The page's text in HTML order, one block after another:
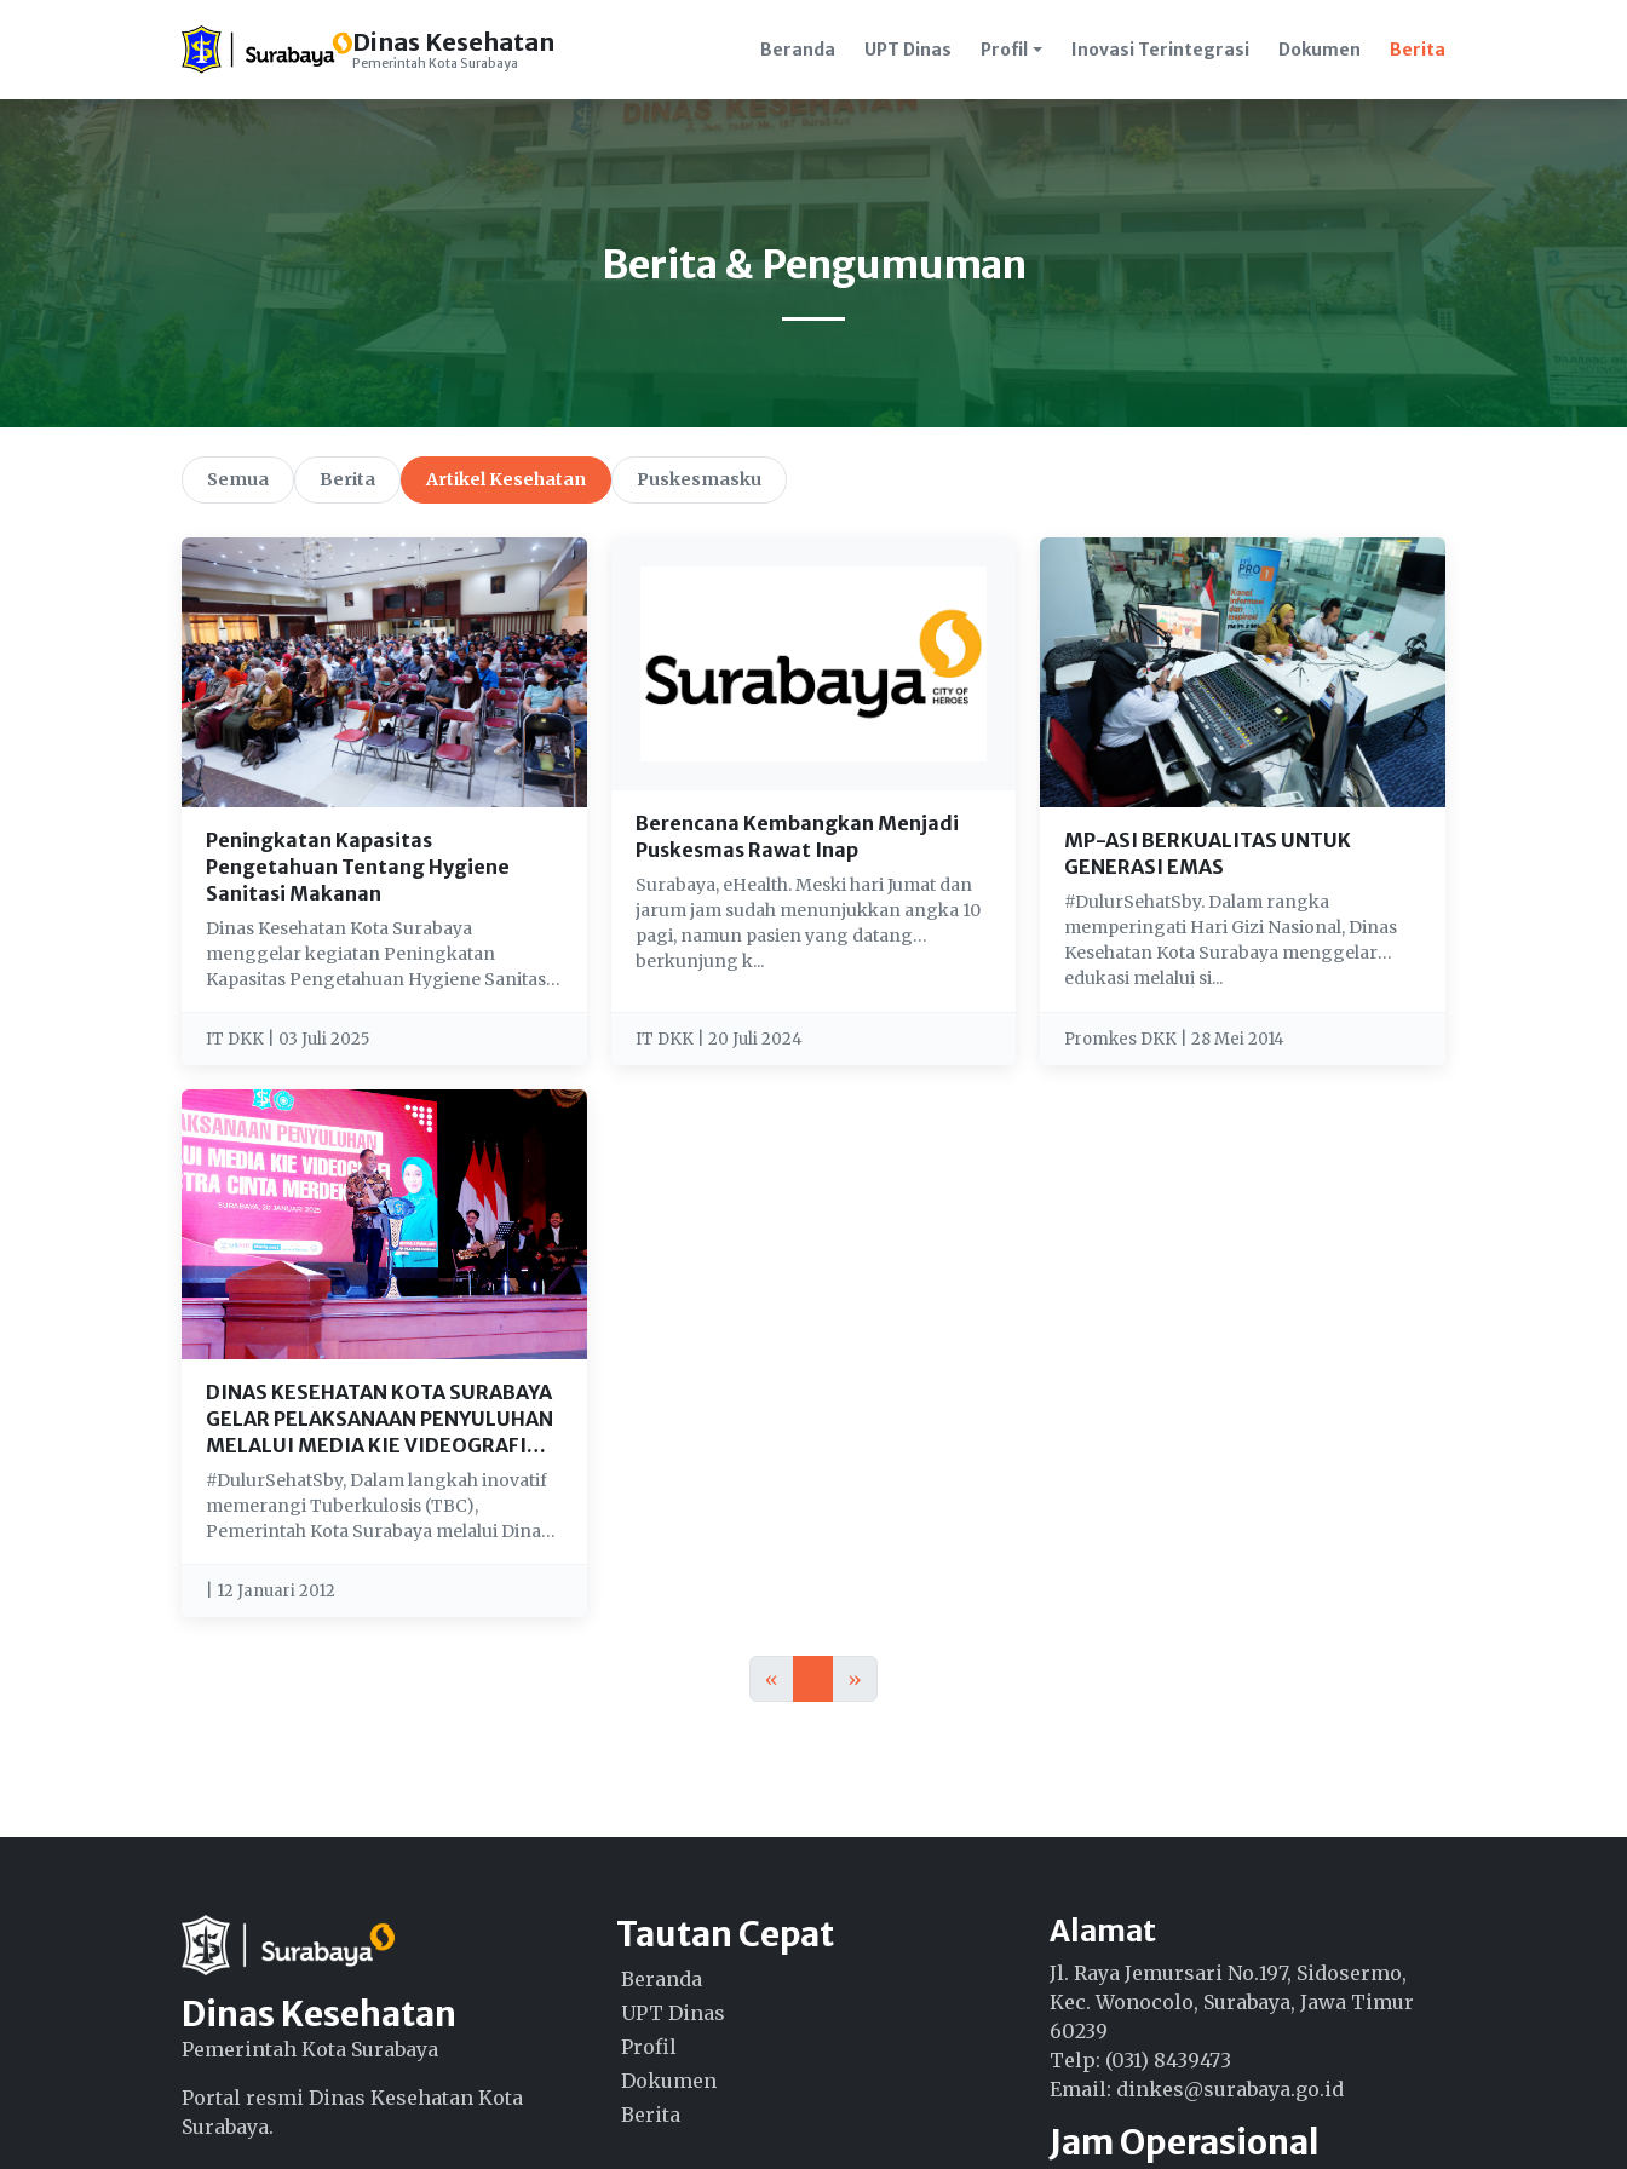
Dinas Kesehatan
Pemerintah Kota Surabaya
Beranda UPT Dinas Profil Inovasi Terintegrasi Dokumen Berita
Berita & Pengumuman
Semua Berita Artikel Kesehatan Puskesmasku
Peningkatan Kapasitas
Pengetahuan Tentang Hygiene
Sanitasi Makanan
Dinas Kesehatan Kota Surabaya
menggelar kegiatan Peningkatan
Kapasitas Pengetahuan Hygiene Sanitasi
IT DKK | 03 Juli 2025
Berencana Kembangkan Menjadi
Puskesmas Rawat Inap
Surabaya, eHealth. Meski hari Jumat dan
jarum jam sudah menunjukkan angka 10
pagi, namun pasien yang datang
berkunjung k...
IT DKK | 20 Juli 2024
MP-ASI BERKUALITAS UNTUK
GENERASI EMAS
#DulurSehatSby. Dalam rangka
memperingati Hari Gizi Nasional, Dinas
Kesehatan Kota Surabaya menggelar
edukasi melalui si...
Promkes DKK | 28 Mei 2014
DINAS KESEHATAN KOTA SURABAYA
GELAR PELAKSANAAN PENYULUHAN
MELALUI MEDIA KIE VIDEOGRAFI
ORKESTRA CINTA MERDEKA. TBC
#DulurSehatSby, Dalam langkah inovatif
memerangi Tuberkulosis (TBC),
Pemerintah Kota Surabaya melalui Dinas
| 12 Januari 2012
« »
Dinas Kesehatan
Pemerintah Kota Surabaya
Portal resmi Dinas Kesehatan Kota
Surabaya.
Tautan Cepat
Beranda
UPT Dinas
Profil
Dokumen
Berita
Alamat
Jl. Raya Jemursari No.197, Sidosermo,
Kec. Wonocolo, Surabaya, Jawa Timur
60239
Telp: (031) 8439473
Email: dinkes@surabaya.go.id
Jam Operasional